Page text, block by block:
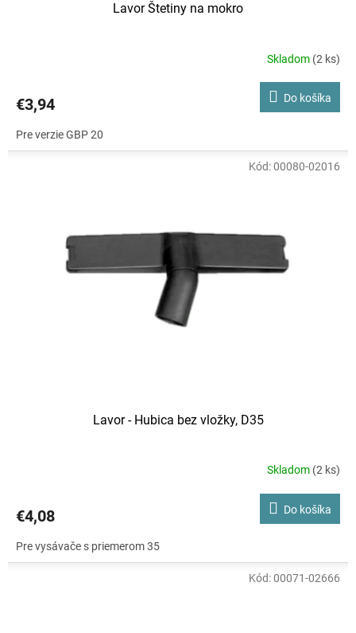
Lavor Štetiny na mokro
Skladom (2 ks)
€3,94 Do košíka
Pre verzie GBP 20
Lavor - Hubica bez vložky, D35
Skladom (2 ks)
€4,08 Do košíka
Pre vysávače s priemerom 35
Kód:00080-02016
Kód:00071-02666